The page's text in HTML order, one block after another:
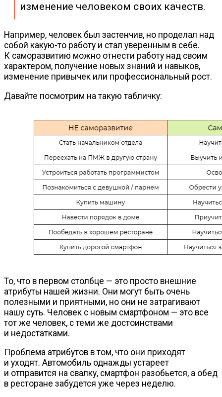
изменение человеком своих качеств.
Например, человек был застенчив, но проделал над
собой какую-то работу и стал уверенным в себе.
К саморазвитию можно отнести работу над своим
характером, получение новых знаний и навыков,
изменение привычек или профессиональный рост.
Давайте посмотрим на такую табличку:
То, что в первом столбце — это просто внешние
атрибуты нашей жизни. Они могут быть очень
полезными и приятными, но они не затрагивают
нашу суть. Человек с новым смартфоном — это все
тот же человек, с теми же достоинствами
и недостатками.
Проблема атрибутов в том, что они приходят
и уходят. Автомобиль однажды устареет
и отправится на свалку, смартфон разобьется, а обед
в ресторане забудется уже через неделю.